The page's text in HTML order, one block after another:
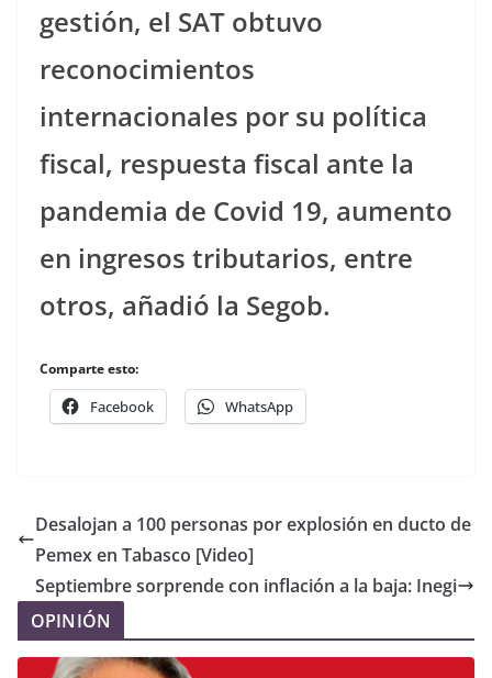
gestión, el SAT obtuvo
reconocimientos
internacionales por su política
fiscal, respuesta fiscal ante la
pandemia de Covid 19, aumento
en ingresos tributarios, entre
otros, añadió la Segob.
Comparte esto:
Facebook WhatsApp
Desalojan a 100 personas por explosión en ducto de
Pemex en Tabasco [Video]
Septiembre sorprende con inflación a la baja: Inegi
OPINIÓN